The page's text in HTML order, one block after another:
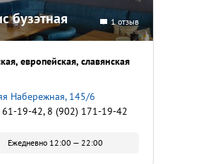
бузэтная 1 отзыв
европейская славянская
Набережная, 145/6
19-42, 8 (902) 171-19-42
Ежедневно 12:00 — 22:00